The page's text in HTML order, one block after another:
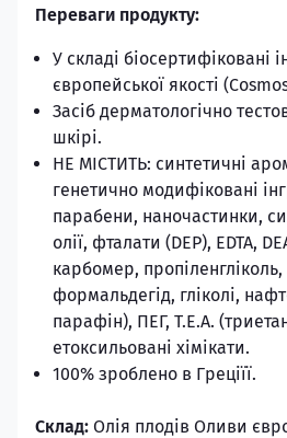
Переваги продукту:
У складі біосертифіковані
європейської якості
Засіб дерматологічно
шкірі.
НЕ МІСТИТЬ: синтетичні
генетично модифіковані
парабени, наночастинки,
олії, фталати (DEP), EDTA,
карбомер, пропіленгліколь,
формальдегід, гліколі,
парафін), ПЕГ, T.E.A.
етоксильовані хімікати.
100% зроблено в Греціїї.
Склад: Олія плодів Оливи